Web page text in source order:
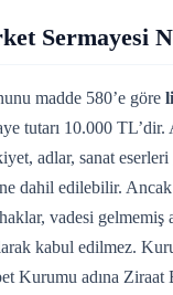
Sermayesi
madde 580’e göre
tutarı 10.000 TL’dir.
adlar, sanat
dahil edilebilir.
haklar, vadesi
kabul edilmez.
Kurumu adına Ziraat